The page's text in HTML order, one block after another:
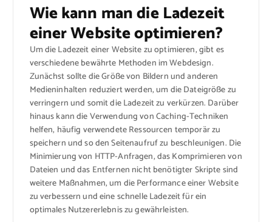
Wie kann man die Ladezeit
einer Website optimieren?
Um die Ladezeit einer Website zu optimieren, gibt es
verschiedene bewährte Methoden im Webdesign.
Zunächst sollte die Größe von Bildern und anderen
Medieninhalten reduziert werden, um die Dateigröße zu
verringern und somit die Ladezeit zu verkürzen. Darüber
hinaus kann die Verwendung von Caching-Techniken
helfen, häufig verwendete Ressourcen temporär zu
speichern und so den Seitenaufruf zu beschleunigen. Die
Minimierung von HTTP-Anfragen, das Komprimieren von
Dateien und das Entfernen nicht benötigter Skripte sind
weitere Maßnahmen, um die Performance einer Website
zu verbessern und eine schnelle Ladezeit für ein
optimales Nutzererlebnis zu gewährleisten.